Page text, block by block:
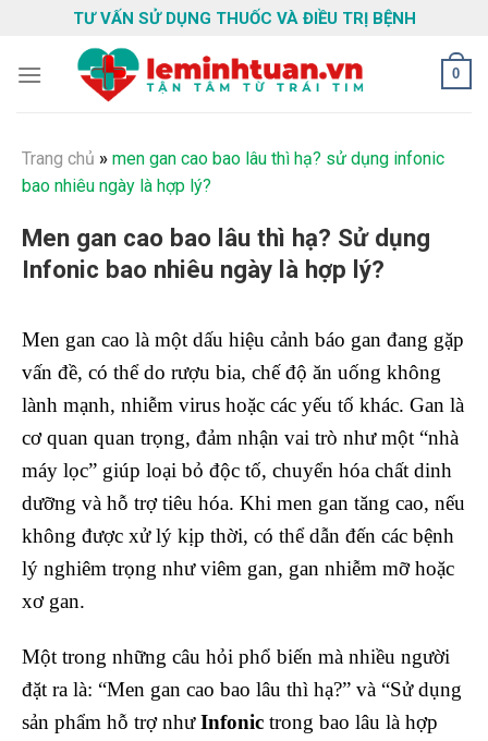
content
TƯ VẤN SỬ DỤNG THUỐC VÀ ĐIỀU TRỊ BỆNH
0
Trang chủ » men gan cao bao lâu thì hạ? sử dụng infonic
bao nhiêu ngày là hợp lý?
Men gan cao bao lâu thì hạ? Sử dụng
Infonic bao nhiêu ngày là hợp lý?
Men gan cao là một dấu hiệu cảnh báo gan đang gặp
vấn đề, có thể do rượu bia, chế độ ăn uống không
lành mạnh, nhiễm virus hoặc các yếu tố khác. Gan là
cơ quan quan trọng, đảm nhận vai trò như một “nhà
máy lọc” giúp loại bỏ độc tố, chuyển hóa chất dinh
dưỡng và hỗ trợ tiêu hóa. Khi men gan tăng cao, nếu
không được xử lý kịp thời, có thể dẫn đến các bệnh
lý nghiêm trọng như viêm gan, gan nhiễm mỡ hoặc
xơ gan.
Một trong những câu hỏi phổ biến mà nhiều người
đặt ra là: “Men gan cao bao lâu thì hạ?” và “Sử dụng
sản phẩm hỗ trợ nhưInfonic trong bao lâu là hợp